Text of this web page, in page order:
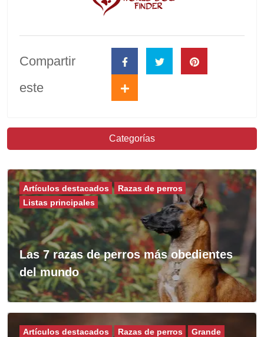
Compartir
este
Categorías
Las 7 razas de perros más obedientes
del mundo
Artículos destacados
Razas de perros
Listas principales
Artículos destacados Razas de perros Grande